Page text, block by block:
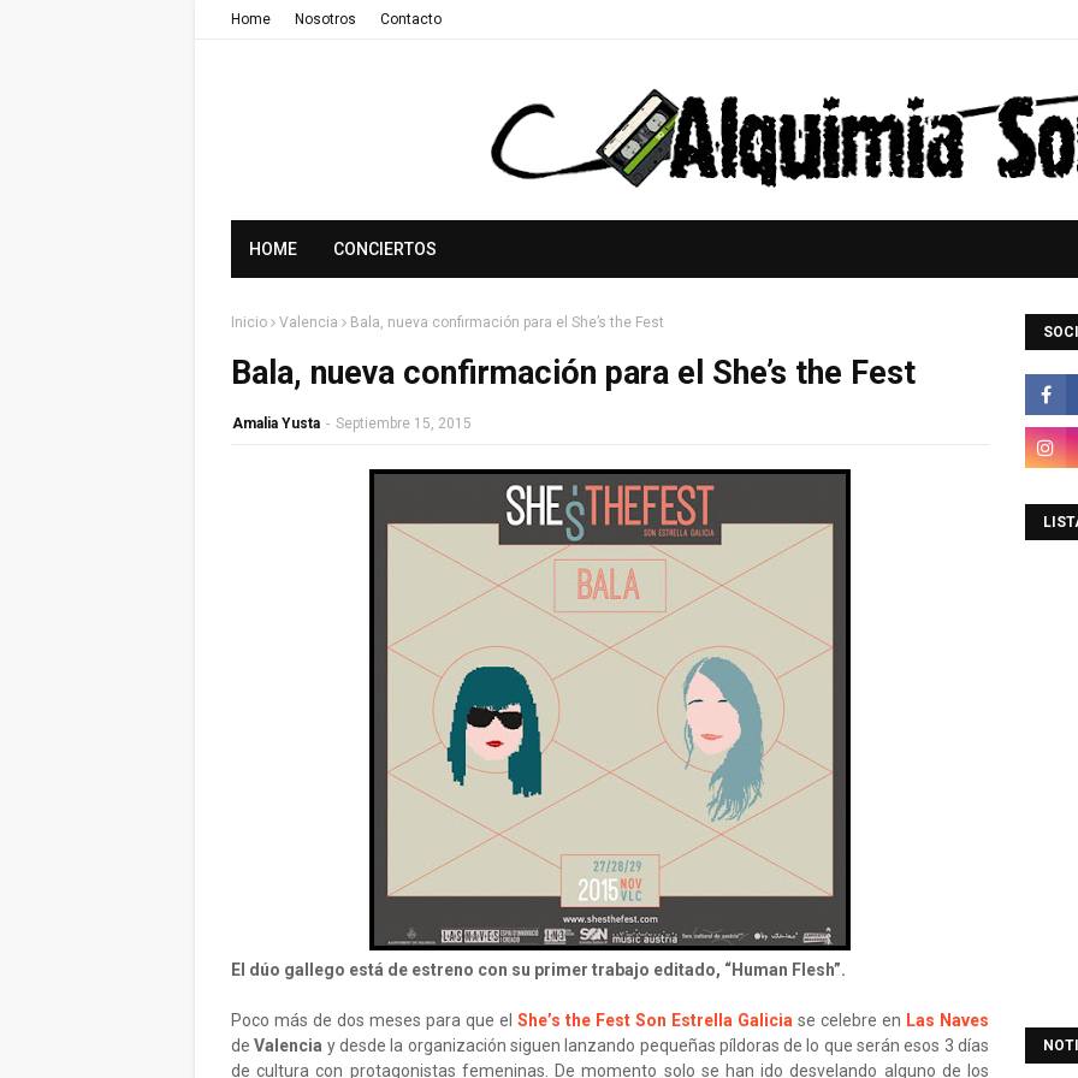
Home Nosotros Contacto
HOME CONCIERTOS
Inicio Valencia Bala, nueva confirmación para el She’s the Fest
Bala, nueva confirmación para el She’s the Fest
Amalia Yusta - Septiembre 15, 2015
El dúo gallego está de estreno con su primer trabajo editado, “Human Flesh”.
Poco más de dos meses para que el She’s the Fest Son Estrella Galicia se celebre en Las Naves
deValencia y desde la organización siguen lanzando pequeñas píldoras de lo que serán esos 3 días
de cultura con protagonistas femeninas. De momento solo se han ido desvelando alguno de los